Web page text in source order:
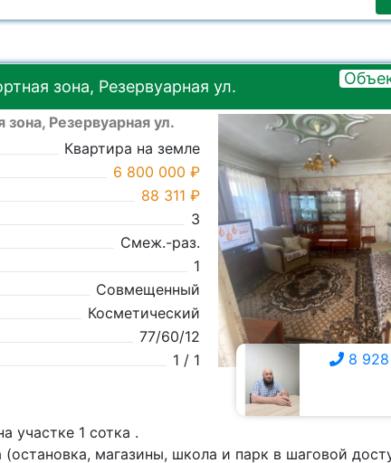
зона, Резервуарная ул.
Резервуарная ул.
Квартира на земле
6 800 000 ₽
88 311 ₽
3
Смеж.-раз.
1
Совмещенный
Косметический
77/60/12
1 / 1 8 928
8 928 815-9111
участке 1 сотка .
(остановка, магазины, школа и парк в шаговой